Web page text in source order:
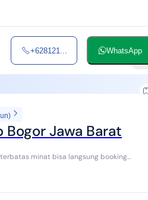
+628121... WhatsApp
Jawa Barat
minat bisa langsung booking